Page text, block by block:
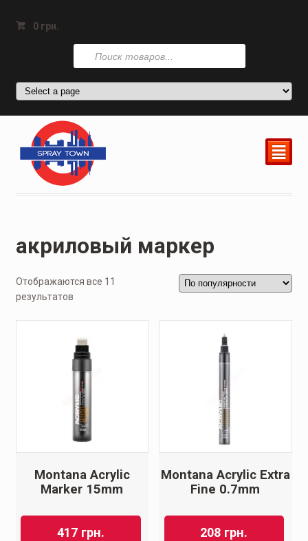
0 грн.
Поиск
товаров
²
акриловый маркер
Отображаются все 11
результатов
Montana Acrylic
Marker 15mm
417 грн.
Montana Acrylic Extra
Fine 0.7mm
208 грн.